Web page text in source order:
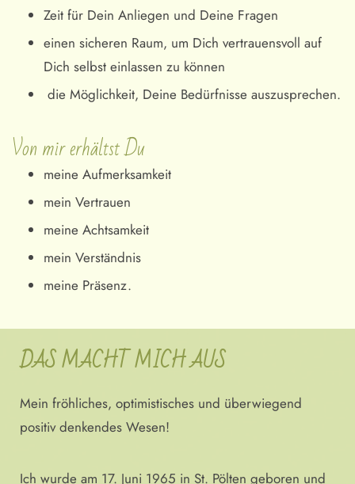
Zeit für Dein Anliegen und Deine Fragen
einen sicheren Raum, um Dich vertrauensvoll auf
Dich selbst einlassen zu können
die Möglichkeit, Deine Bedürfnisse auszusprechen.
Von mir erhältst Du
meine Aufmerksamkeit
mein Vertrauen
meine Achtsamkeit
mein Verständnis
meine Präsenz.
DAS MACHT MICH AUS
Mein fröhliches, optimistisches und überwiegend
positiv denkendes Wesen!
Ich wurde am 17. Juni 1965 in St. Pölten geboren und